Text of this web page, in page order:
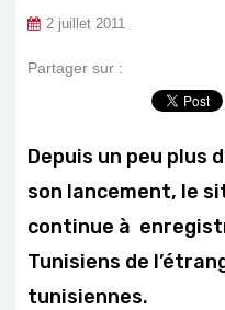
2 juillet 2011
Partager sur :
Depuis un peu plus
son lancement, le
continue à
Tunisiens de
tunisiennes.